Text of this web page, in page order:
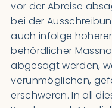
vor der Abreise
bei der
auch infolge
behördlicher
abgesagt werden,
verunmöglichen,
erschweren. In all